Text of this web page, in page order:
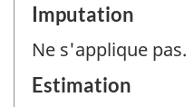
Imputation
Ne s'applique pas.
Estimation